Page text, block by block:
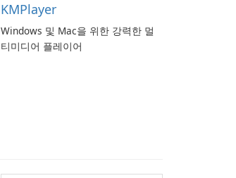
KMPlayer
Windows 및 Mac을 위한 강력한 멀
티미디어 플레이어